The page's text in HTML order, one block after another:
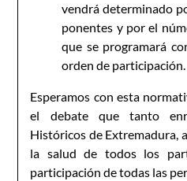
vendrá determinado
ponentes y por el
que se programará
orden de participación.
Esperamos con esta
el debate que tanto
Históricos de Extremadura,
la salud de todos los
participación de todas las